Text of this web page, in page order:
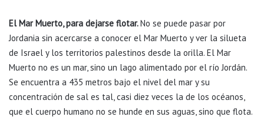
El Mar Muerto, para dejarse flotar.No se puede pasar por
Jordania sin acercarse a conocer el Mar Muerto y ver la silueta
de Israel y los territorios palestinos desde la orilla. El Mar
Muerto no es un mar, sino un lago alimentado por el río Jordán.
Se encuentra a 435 metros bajo el nivel del mar y su
concentración de sal es tal, casi diez veces la de los océanos,
que el cuerpo humano no se hunde en sus aguas, sino que flota.